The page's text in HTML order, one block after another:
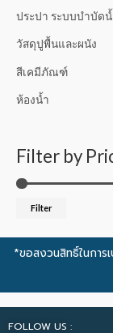
ประปา ระบบบำบัดน้
วัสดุปูพื้นและผนัง
สีเคมีภัณฑ์
ห้องน้ำ
Filter by
Filter
*ขอสงวนสิทธิ์ในการ
FOLLOW US :